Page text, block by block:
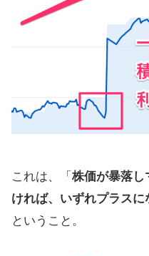
投資信託の積立や
【まとめ】投資信
の失敗を回避しよ
これは、「 株価が暴落し
ければ、いずれプラス
ということ。